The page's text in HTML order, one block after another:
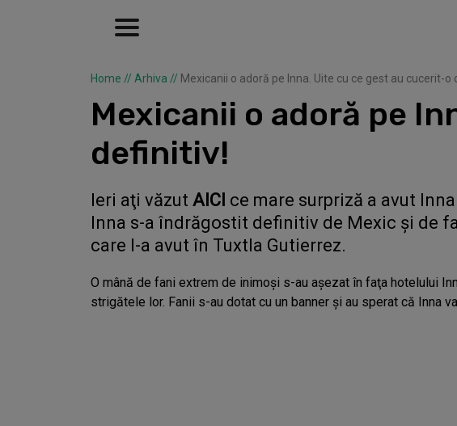
Home // Arhiva // Mexicanii o adoră pe Inna. Uite cu ce gest au cucerit-o
Mexicanii o adoră pe
definitiv!
Ieri aţi văzut AICI ce mare surpriză a avut
Inna s-a îndrăgostit definitiv de Mexic şi de
care l-a avut în Tuxtla Gutierrez.
O mână de fani extrem de inimoşi s-au aşezat în faţa hotelului
strigătele lor. Fanii s-au dotat cu un banner şi au sperat că Inna